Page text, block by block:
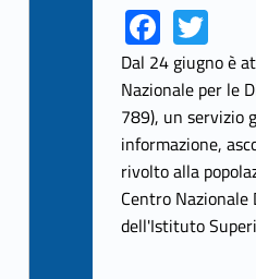
Link identifier share facebook archive #share-link-archive-11654Fa
ce
b
o
o
k
Link identifier share twitter archive #share-link-archive-39227T
w
itt
er
Dal 24 giugno è
Nazionale per le
789), un servizio
informazione,
rivolto alla
Centro Nazionale
dell'Istituto